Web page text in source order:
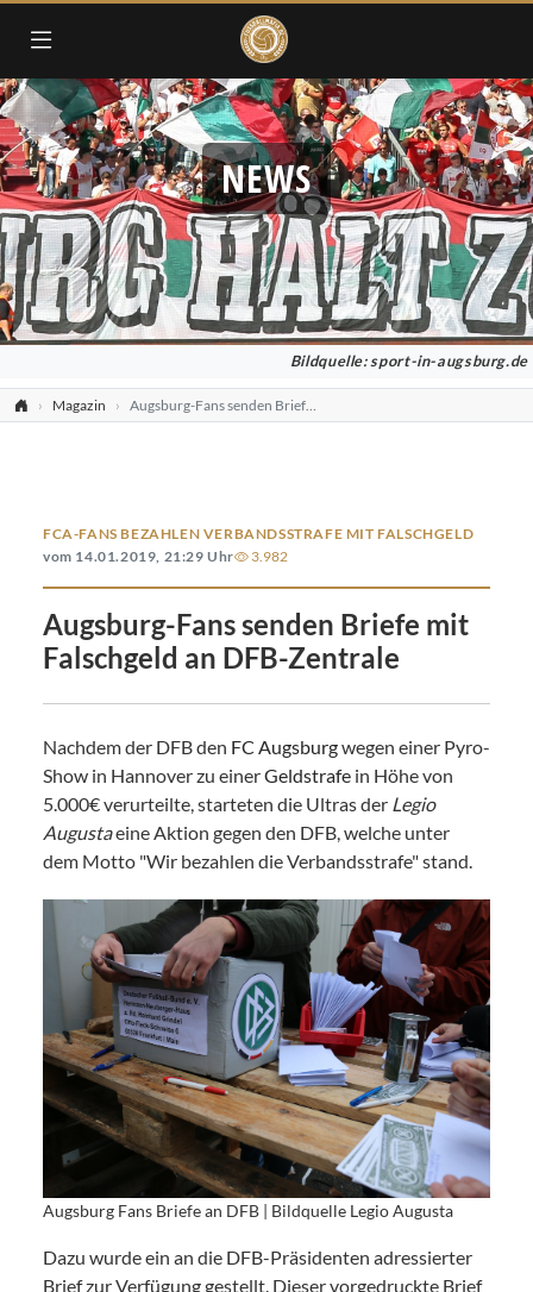
NEWS
Bildquelle: sport-in-augsburg.de
Magazin Augsburg-Fans senden Briefe mit Falschgeld an DFB-Zentrale
FCA-FANS BEZAHLEN VERBANDSSTRAFE MIT FALSCHGELD
vom 14.01.2019, 21:29 Uhr
3.982
Augsburg-Fans senden Briefe mit
Falschgeld an DFB-Zentrale
Nachdem der DFB den FC Augsburgwegen einer Pyro-
Show in Hannover zu einerGeldstrafe in Höhe von
5.000€ verurteilte, starteten die Ultras der Legio
Augustaeine Aktion gegen den DFB, welche unter
dem Motto "Wir bezahlen die Verbandsstrafe" stand.
Augsburg Fans Briefe an DFB | Bildquelle Legio Augusta
Dazu wurde ein an die DFB-Präsidenten adressierter
Brief zur Verfügung gestellt. Dieser vorgedruckte Brief